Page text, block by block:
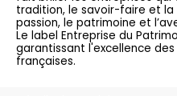
tradition, le savoir-faire et
passion, le patrimoine et
Le label Entreprise du
garantissant l'excellence
françaises.